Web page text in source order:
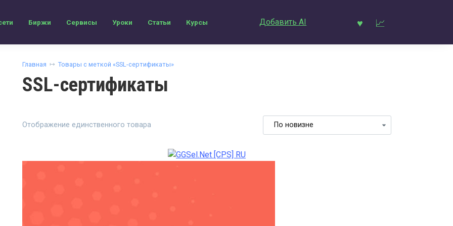
Биржи Сервисы Уроки Статьи Курсы Добавить AI
Главная Товары с меткой «SSL-сертификаты»
SSL-сертификаты
Отображение единственного товара